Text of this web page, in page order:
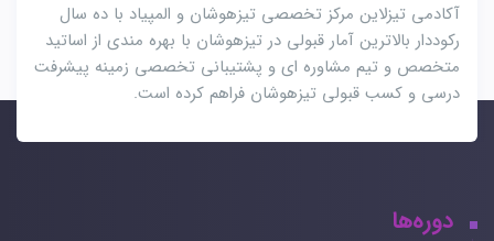
آکادمی تیزلاین مرکز تخصصی تیزهوشان و المپیاد با ده سال
رکوددار بالاترین آمار قبولی در تیزهوشان با بهره مندی از اساتید
متخصص و تیم مشاوره ای و پشتیبانی تخصصی زمینه پیشرفت
درسی و کسب قبولی تیزهوشان فراهم کرده است.
دوره‌ها